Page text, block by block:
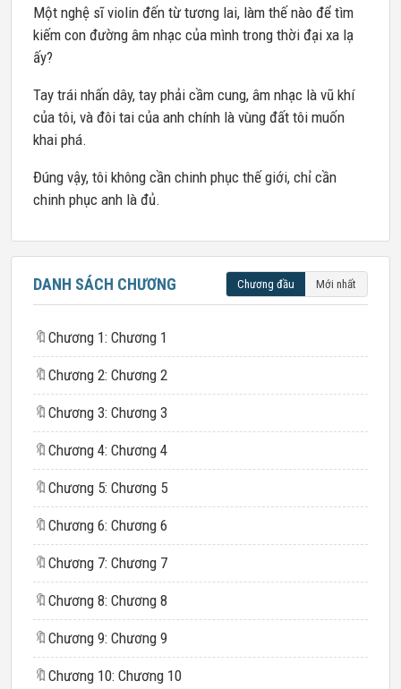
Một nghệ sĩ violin đến từ tương lai, làm thế nào để tìm
kiếm con đường âm nhạc của mình trong thời đại xa lạ
ấy?
Tay trái nhấn dây, tay phải cầm cung, âm nhạc là vũ khí
của tôi, và đôi tai của anh chính là vùng đất tôi muốn
khai phá.
Đúng vậy, tôi không cần chinh phục thế giới, chỉ cần
chinh phục anh là đủ.
DANH SÁCH CHƯƠNG Chương đầu Mới nhất
🔖 Chương 1: Chương 1
🔖 Chương 2: Chương 2
🔖 Chương 3: Chương 3
🔖 Chương 4: Chương 4
🔖 Chương 5: Chương 5
🔖 Chương 6: Chương 6
🔖 Chương 7: Chương 7
🔖 Chương 8: Chương 8
🔖 Chương 9: Chương 9
🔖 Chương 10: Chương 10